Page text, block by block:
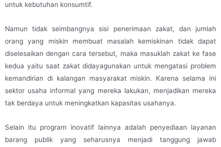
untuk kebutuhan konsumtif.
Namun tidak seimbangnya sisi penerimaan zakat, dan jumlah
orang yang miskin membuat masalah kemiskinan tidak dapat
diselesaikan dengan cara tersebut, maka masuklah zakat ke fase
kedua yaitu saat zakat didayagunakan untuk mengatasi problem
kemandirian di kalangan masyarakat miskin. Karena selama ini
sektor usaha informal yang mereka lakukan, menjadikan mereka
tak berdaya untuk meningkatkan kapasitas usahanya.
Selain itu program inovatif lainnya adalah penyediaan layanan
barang publik yang seharusnya menjadi tanggung jawab